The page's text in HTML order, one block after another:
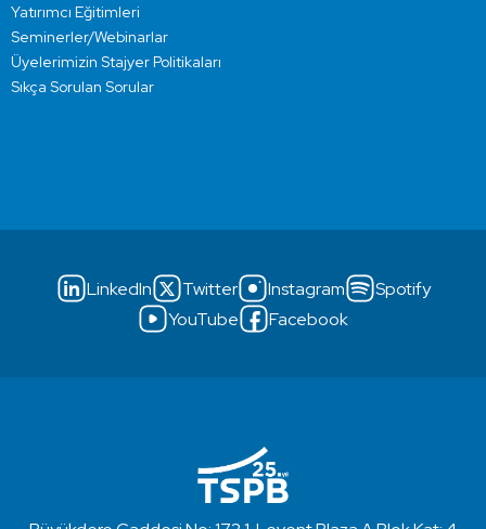
Yatırımcı Eğitimleri
Seminerler/Webinarlar
Üyelerimizin Stajyer Politikaları
Sıkça Sorulan Sorular
LinkedIn Twitter Instagram
Spotify
YouTube
Facebook